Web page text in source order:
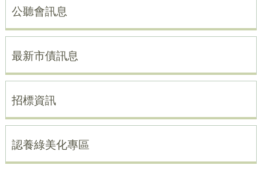
公聽會訊息
最新市債訊息
招標資訊
認養綠美化專區